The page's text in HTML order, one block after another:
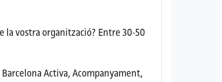
la vostra organització?Entre 30-50
Activa, Acompanyament,